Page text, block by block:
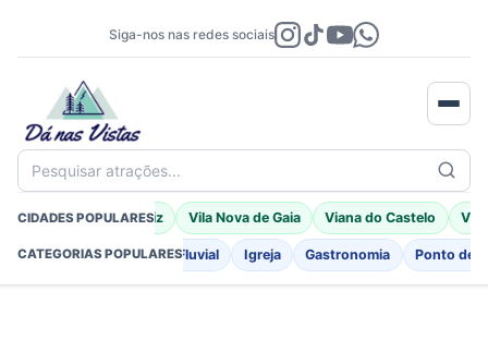
Siga-nos nas redes sociais
Pesquisar atrações...
CIDADES POPULARES
Braga Porto Moniz Vila Nova de Gaia Viana do Castelo Vila
CATEGORIAS POPULARES
Fortificações Praia Fluvial Igreja Gastronomia Ponto de